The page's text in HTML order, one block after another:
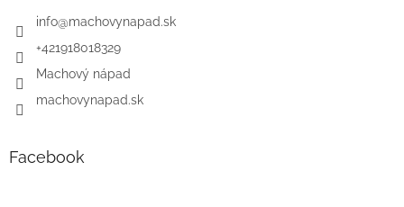
info@machovynapad.sk
+421918018329
Machový nápad
machovynapad.sk
Facebook